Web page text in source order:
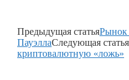
Предыдущая статьяРынок
ПауэллаСледующая статья
криптовалютную «ложь»